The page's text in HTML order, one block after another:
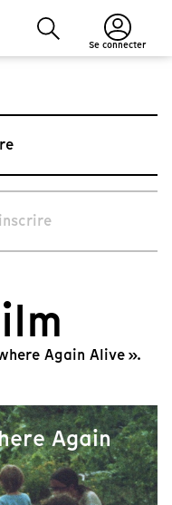
Se connecter
Again Alive ».
Again